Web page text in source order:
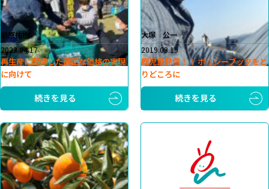
前原祐樹
2023.04.17
再生産に配慮した適正な価格の実現
に向けて
続きを見る
大塚 公一
2019.03.19
鹿児島発信！！ ポリシーブックをと
りどころに
続きを見る